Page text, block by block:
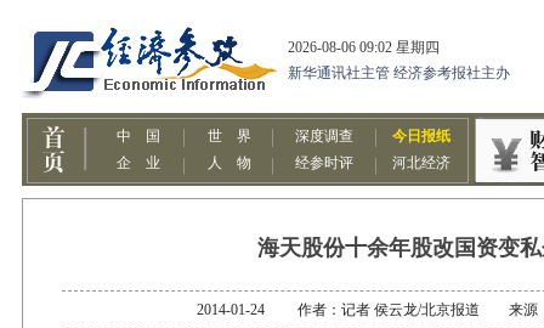
海天股份十余年股改国资变
2014-01-24 作者：记者 侯云龙/北京报道 来源